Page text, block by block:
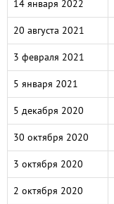
14 января 2022
20 августа 2021
3 февраля 2021
5 января 2021
5 декабря 2020
30 октября 2020
3 октября 2020
2 октября 2020